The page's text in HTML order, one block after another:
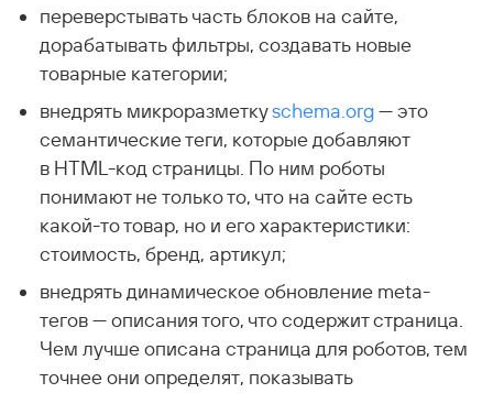
переверстывать часть блоков на сайте,
дорабатывать фильтры, создавать новые
товарные категории;
внедрять микроразметкуschema.org— это
семантические теги, которые добавляют
в HTML-код страницы. По ним роботы
понимают не только то, что на сайте есть
какой-то товар, но и его характеристики:
стоимость, бренд, артикул;
внедрять динамическое обновление meta-
тегов — описания того, что содержит страница.
Чем лучше описана страница для роботов, тем
точнее они определят, показывать